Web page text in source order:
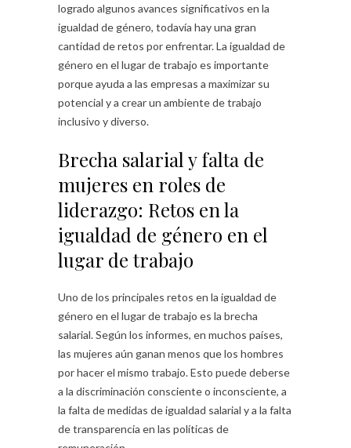
logrado algunos avances significativos en la
igualdad de género, todavía hay una gran
cantidad de retos por enfrentar. La igualdad de
género en el lugar de trabajo es importante
porque ayuda a las empresas a maximizar su
potencial y a crear un ambiente de trabajo
inclusivo y diverso.
Brecha salarial y falta de
mujeres en roles de
liderazgo: Retos en la
igualdad de género en el
lugar de trabajo
Uno de los principales retos en la igualdad de
género en el lugar de trabajo es la brecha
salarial. Según los informes, en muchos países,
las mujeres aún ganan menos que los hombres
por hacer el mismo trabajo. Esto puede deberse
a la discriminación consciente o inconsciente, a
la falta de medidas de igualdad salarial y a la falta
de transparencia en las políticas de